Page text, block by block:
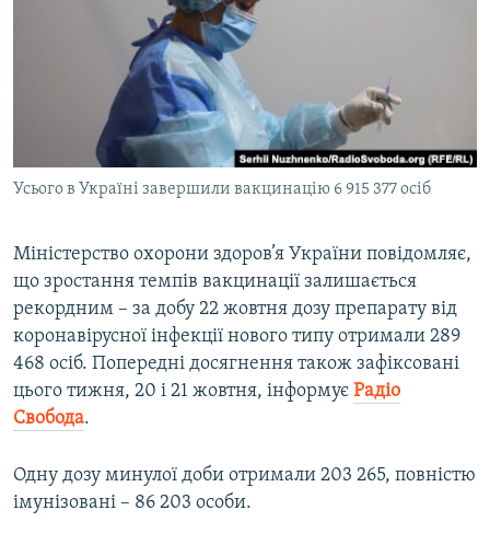
ВІДЕОУРОКИ «ELIFBE»
СВІДЧЕННЯ ОКУПАЦІЇ
УКРАЇНСЬКА ПРОБЛЕМА КРИМУ
ІНФОГРАФІКА
ЯК ОБІЙТИ БЛОКУВАННЯ
Qırımtatar
ДОЛУЧАЙСЯ!
Усі сайти RFE/RL
Усього в Україні завершили вакцинацію 6 915 377 осіб
Міністерство охорони здоров’я України повідомляє,
що зростання темпів вакцинації залишається
рекордним – за добу 22 жовтня дозу препарату від
коронавірусної інфекції нового типу отримали 289
468 осіб. Попередні досягнення також зафіксовані
цього тижня, 20 і 21 жовтня, інформує Радіо
Свобода.
Одну дозу минулої доби отримали 203 265, повністю
імунізовані – 86 203 особи.